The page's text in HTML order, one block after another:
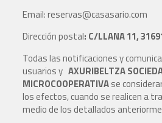
Email: reservas@casasario.com
Dirección postal: C/LLANA 11,
Todas las notificaciones y
usuarios y AXURIBELTZA
MICROCOOPERATIVAse
los efectos, cuando se realicen a
medio de los detallados